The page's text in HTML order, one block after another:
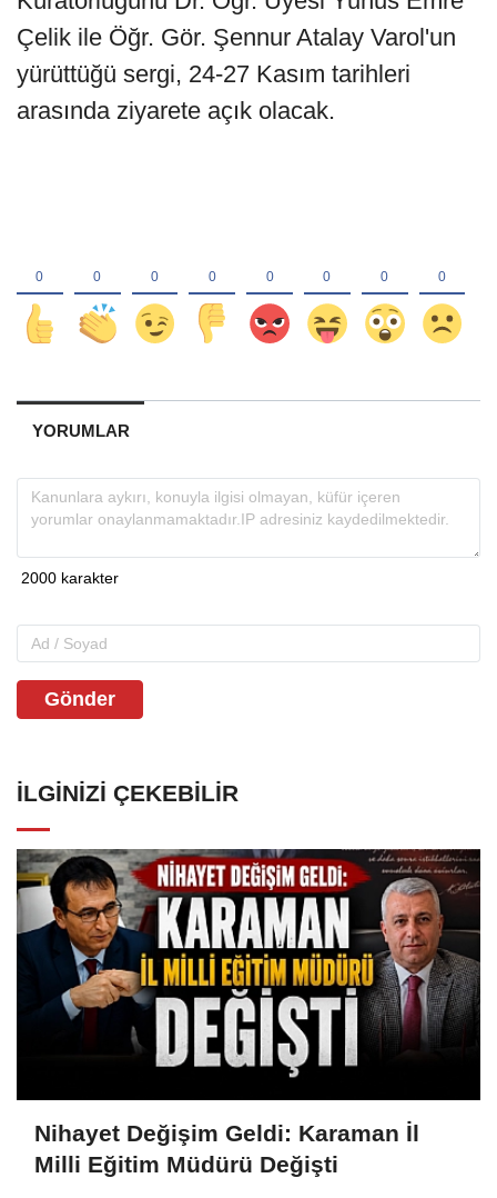
Çelik ile Öğr. Gör. Şennur Atalay Varol'un
yürüttüğü sergi, 24-27 Kasım tarihleri
arasında ziyarete açık olacak.
YORUMLAR
Gönder
İLGINIZI ÇEKEBILIR
Nihayet Değişim Geldi: Karaman İl
Milli Eğitim Müdürü Değişti